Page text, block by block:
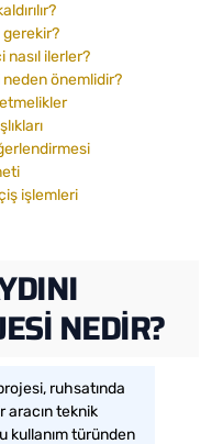
ilerler?
neden önemlidir?
işlemleri
NEDIR?
ruhsatında
aracın teknik
kullanım türünden